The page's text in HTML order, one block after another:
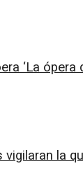
‘La ópera
la